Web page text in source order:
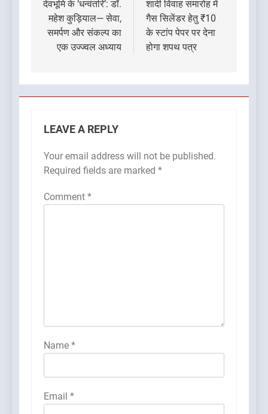
navigation
देवभूमि के ‘धन्वंतरि’: डॉ.
महेश कुड़ियाल— सेवा,
समर्पण और संकल्प का
एक उज्ज्वल अध्याय
शादी विवाह समारोह में
गैस सिलेंडर हेतु ₹10
के स्टांप पेपर पर देना
होगा शपथ पत्र
LEAVE A REPLY
Your email address will not be published.
Required fields are marked *
Comment *
Name *
Email *